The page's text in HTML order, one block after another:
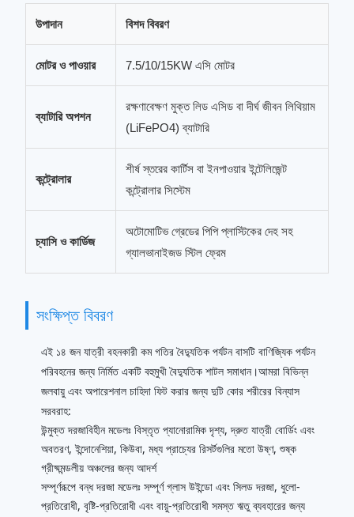
উপাদান বিশদ বিবরণ
মোটর ও পাওয়ার 7.5/10/15KW এসি মোটর
ব্যাটারি অপশন
রক্ষণাবেক্ষণ মুক্ত লিড এসিড বা দীর্ঘ জীবন লিথিয়াম
(LiFePO4) ব্যাটারি
কন্ট্রোলার
শীর্ষ স্তরের কার্টিস বা ইনপাওয়ার ইন্টেলিজেন্ট
কন্ট্রোলার সিস্টেম
চ্যাসি ও কার্ডিজ
অটোমোটিভ গ্রেডের পিপি প্লাস্টিকের দেহ সহ
গ্যালভানাইজড স্টিল ফ্রেম
সংক্ষিপ্ত বিবরণ
এই ১৪ জন যাত্রী বহনকারী কম গতির বৈদ্যুতিক পর্যটন বাসটি বাণিজ্যিক পর্যটন
পরিবহনের জন্য নির্মিত একটি বহুমুখী বৈদ্যুতিক শাটল সমাধান।আমরা বিভিন্ন
জলবায়ু এবং অপারেশনাল চাহিদা ফিট করার জন্য দুটি কোর শরীরের বিন্যাস
সরবরাহ:
উন্মুক্ত দরজাবিহীন মডেলঃ বিস্তৃত প্যানোরামিক দৃশ্য, দ্রুত যাত্রী বোর্ডিং এবং
অবতরণ, ইন্দোনেশিয়া, কিউবা, মধ্য প্রাচ্যের রিসর্টগুলির মতো উষ্ণ, শুষ্ক
গ্রীষ্মমন্ডলীয় অঞ্চলের জন্য আদর্শ
সম্পূর্ণরূপে বন্ধ দরজা মডেলঃ সম্পূর্ণ গ্লাস উইন্ডো এবং সিলড দরজা, ধুলো-
প্রতিরোধী, বৃষ্টি-প্রতিরোধী এবং বায়ু-প্রতিরোধী সমস্ত ঋতু ব্যবহারের জন্য